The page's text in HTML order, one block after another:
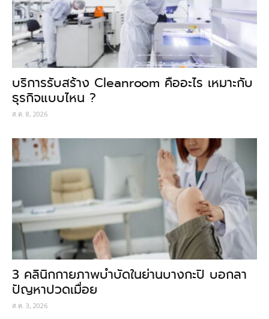
บริการรับสร้าง Cleanroom คืออะไร เหมาะกับ
ธุรกิจแบบไหน ?
ส.ค. 8, 2026
3 คลินิกกายภาพบำบัดในย่านบางกะปิ บอกลา
ปัญหาปวดเมื่อย
ส.ค. 3, 2026